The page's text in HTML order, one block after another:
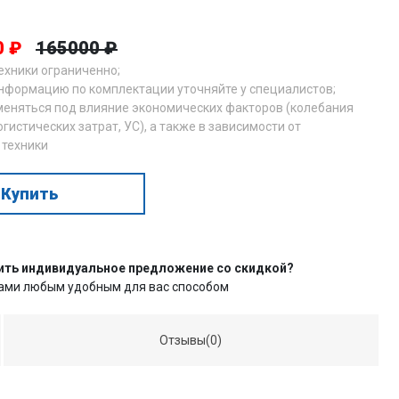
₽ 165000 ₽
ограниченно;
по комплектации уточняйте у специалистов;
под влияние экономических факторов (колебания
затрат, УС), а также в зависимости от
Купить
индивидуальное предложение со скидкой?
любым удобным для вас способом
Отзывы(0)